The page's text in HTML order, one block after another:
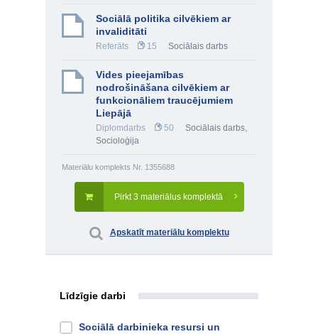
Sociālā politika cilvēkiem ar
invaliditāti
Referāts 15 Sociālais darbs
Vides pieejamības
nodrošināšana cilvēkiem ar
funkcionāliem traucējumiem
Liepājā
Diplomdarbs 50 Sociālais darbs,
Socioloģija
Materiālu komplekts Nr. 1355688
Pirkt 3 materiālus komplektā
Apskatīt materiālu komplektu
Līdzīgie darbi
Sociālā darbinieka resursi un